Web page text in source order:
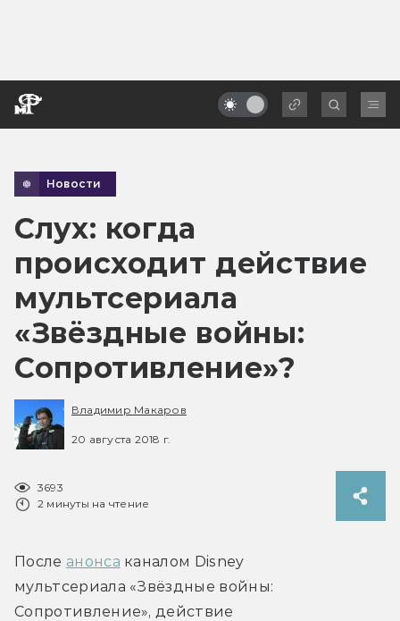
Новости
Слух: когда
происходит действие
мультсериала
«Звёздные войны:
Сопротивление»?
Владимир Макаров
20 августа 2018 г.
3693
2 минуты на чтение
После анонса каналом Disney
мультсериала «Звёздные войны:
Сопротивление», действие